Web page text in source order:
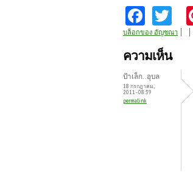
Fa
ce
b
o
o
k
w
itt
er
บล็อกของ อัญชณา
ความเห็น
ป้าเล็ก..อุบล
18 กรกฎาคม,
2011 - 08:39
permalink